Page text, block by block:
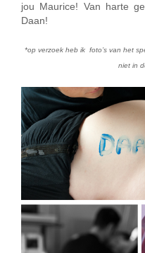
jou Maurice! Van harte
Daan!
*op verzoek heb ik foto’s van het
niet in